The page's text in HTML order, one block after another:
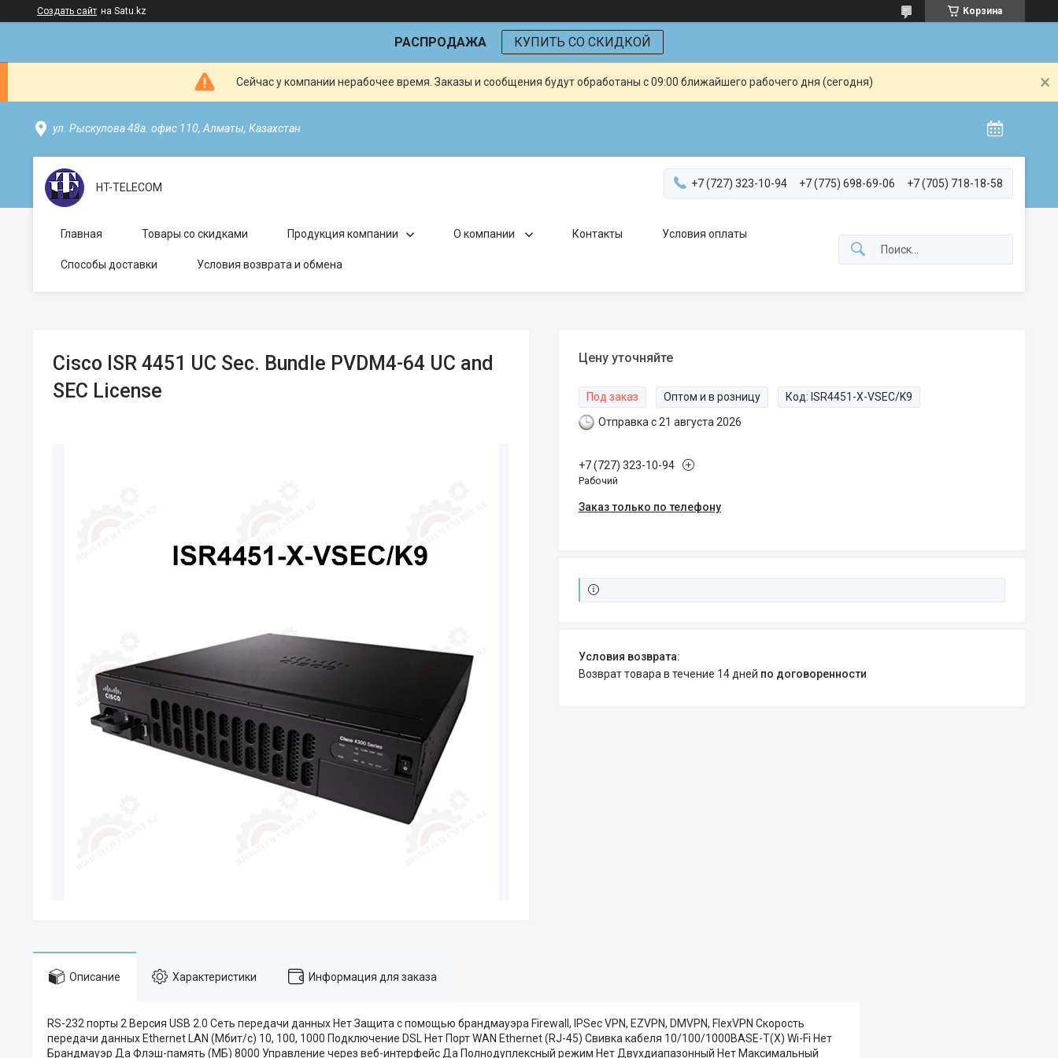
Создать сайт на Satu.kz Корзина
РАСПРОДАЖА КУПИТЬ СО СКИДКОЙ
Сейчас у компании нерабочее время. Заказы и сообщения будут обработаны с 09:00 ближайшего рабочего дня (сегодня)
ул. Рыскулова 48а. офис 110, Алматы, Казахстан
HT-TELECOM +7 (727) 323-10-94 +7 (775) 698-69-06 +7 (705) 718-18-58
Главная Товары со скидками Продукция компании О компании Контакты Условия оплаты
Способы доставки Условия возврата и обмена
Cisco ISR 4451 UC Sec. Bundle PVDM4-64 UC and
SEC License
Цену уточняйте
Под заказ Оптом и в розницу Код: ISR4451-X-VSEC/K9
Отправка с 21 августа 2026
+7 (727) 323-10-94
Рабочий
Заказ только по телефону
возврат товара в течение 14 дней по договоренности
Описание Характеристики Информация для заказа
RS-232 порты 2 Версия USB 2.0 Сеть передачи данных Нет Защита с помощью брандмауэра Firewall, IPSec VPN, EZVPN, DMVPN, FlexVPN Скорость
передачи данных Ethernet LAN (Мбит/с) 10, 100, 1000 Подключение DSL Нет Порт WAN Ethernet (RJ-45) Свивка кабеля 10/100/1000BASE-T(X) Wi-Fi Нет
Брандмауэр Да Флэш-память (МБ) 8000 Управление через веб-интерфейс Да Полнодуплексный режим Нет Двухдиапазонный Нет Максимальный